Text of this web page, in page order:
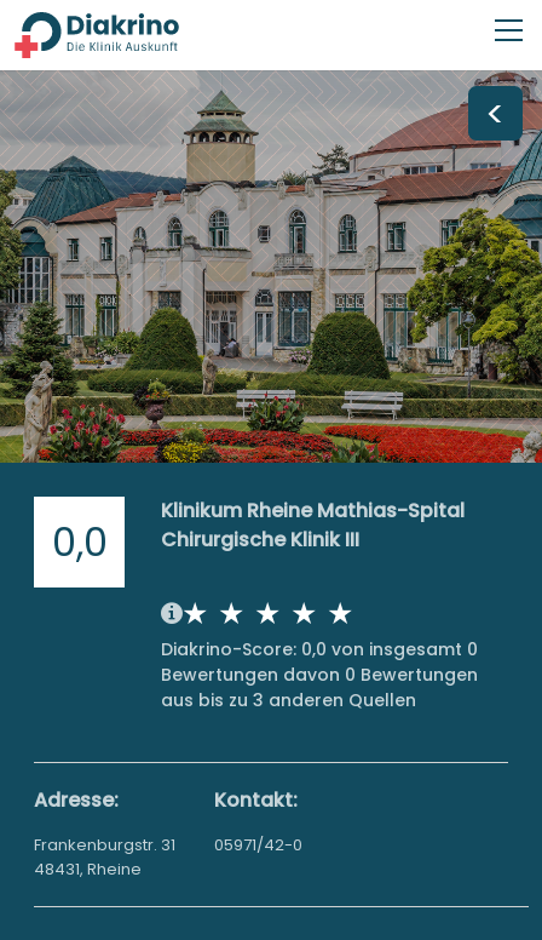
<
0,0
Klinikum Rheine Mathias-Spital
Chirurgische Klinik III
Diakrino-Score: 0,0 von insgesamt 0
Bewertungen davon 0 Bewertungen
aus bis zu 3 anderen Quellen
Adresse:
Frankenburgstr. 31
48431, Rheine
Kontakt:
05971/42-0